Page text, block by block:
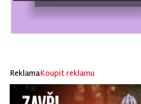
ReklamaKoupit reklamu